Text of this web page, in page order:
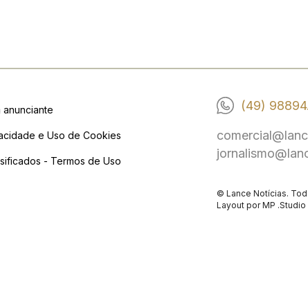
anunciante
e Uso de Cookies
- Termos de Uso
(49)
© Lance Notícias.
Layout porMP